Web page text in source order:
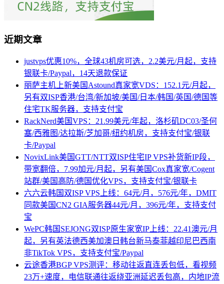
近期文章
justvps优惠10%，全球43机房可选，2.2美元/月起，支持
银联卡/Paypal，14天退款保证
丽萨主机上新美国Astound真家宽VDS：152.1元/月起，
另有双ISP香港/台湾/新加坡/美国/日本/韩国/英国/德国等
住宅TK服务器，支持支付宝
RackNerd美国VPS：21.99美元/年起，洛杉矶DC03/圣何
塞/西雅图/达拉斯/芝加哥/纽约机房，支持支付宝/银联
卡/Paypal
NovixLink美国GTT/NTT双ISP住宅IP VPS补货新IP段，
带宽翻倍，7.99加元/月起，另有美国Cox真家宽/Cogent
站群/美国高防/德国优化VPS，支持支付宝/银联卡
六六云韩国双ISP VPS上线：64元/月，576元/年，DMIT
同款美国CN2 GIA服务器44元/月，396元/年，支持支付
宝
WePC韩国SEJONG双ISP原生家宽IP上线：22.41澳元/月
起，另有英法德西美加澳日韩台新马泰菲越印尼巴西南
非TikTok VPS，支持支付宝/Paypal
云途香港BGP VPS测评：移动往返直连丢包低，看视频
23万+速度，电信联通往返绕亚洲延迟丢包高，内地IP流